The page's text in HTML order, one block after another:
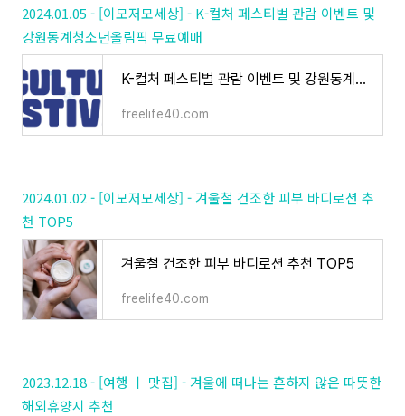
2024.01.05 - [이모저모세상] - K-컬처 페스티벌 관람 이벤트 및
강원동계청소년올림픽 무료예매
K-컬처 페스티벌 관람 이벤트 및 강원동계청소년올림픽 무료예매
freelife40.com
2024.01.02 - [이모저모세상] - 겨울철 건조한 피부 바디로션 추
천 TOP5
겨울철 건조한 피부 바디로션 추천 TOP5
freelife40.com
2023.12.18 - [여행 ㅣ 맛집] - 겨울에 떠나는 흔하지 않은 따뜻한
해외휴양지 추천